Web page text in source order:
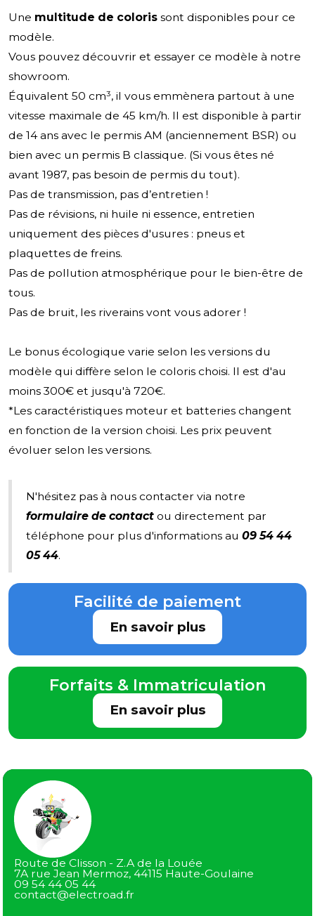
Une multitude de colorissont disponibles pour ce
modèle.
Vous pouvez découvrir et essayer ce modèle à notre
showroom.
Équivalent 50 cm³, il vous emmènera partout à une
vitesse maximale de 45 km/h. Il est disponible à partir
de 14 ans avec le permis AM (anciennement BSR) ou
bien avec un permis B classique. (Si vous êtes né
avant 1987, pas besoin de permis du tout).
Pas de transmission, pas d’entretien !
Pas de révisions, ni huile ni essence, entretien
uniquement des pièces d'usures : pneus et
plaquettes de freins.
Pas de pollution atmosphérique pour le bien-être de
tous.
Pas de bruit, les riverains vont vous adorer !
Le bonus écologique varie selon les versions du
modèle qui diffère selon le coloris choisi. Il est d'au
moins 300€ et jusqu'à 720€.
*Les caractéristiques moteur et batteries changent
en fonction de la version choisi. Les prix peuvent
évoluer selon les versions.
N'hésitez pas à nous contacter via notre
formulaire de contactou directement par
téléphone pour plus d'informations au 09 54 44
05 44.
Facilité de paiement
En savoir plus
Forfaits & Immatriculation
En savoir plus
Route de Clisson - Z.A de la Louée
7A rue Jean Mermoz, 44115 Haute-Goulaine
09 54 44 05 44
contact@electroad.fr